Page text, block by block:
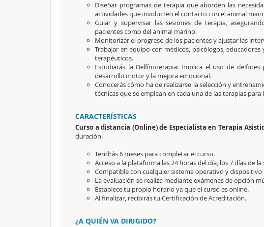
Diseñar programas de terapia que aborden las
actividades que involucren el contacto con el animal
Guiar y supervisar las sesiones de terapia,
pacientes como del animal marino.
Monitorizar el progreso de los pacientes y ajustar las
Trabajar en equipo con médicos, psicólogos,
terapéuticos.
Estudiarás la Delfínoterapia: Implica el uso de
desarrollo motor y la mejora emocional.
Conocerás cómo ha de realizarse la selección y
técnicas que se emplean en cada una de las terapias
CARACTERÍSTICAS
Curso a distancia (Online) de Especialista en Terapia
duración.
Tendrás 6 meses para completar el curso.
Acceso a la plataforma las 24 horas del día, los 7 días de la
Compatible con cualquier sistema operativo y dispositivo
La evaluación se realiza mediante exámenes de opción
Establece tu propio horario ya que el curso es online.
Al finalizar, recibirás tu Certificación de Acreditación.
¿A QUIÉN VA DIRIGIDO?